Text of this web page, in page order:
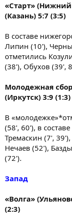
«Старт»
(Казань) 5:7 (3:5)
В составе
Липин (10'),
отметились
(38'), Обухов (39',
Молодежная
(Иркутск) 3:9 (1:3)
В
(58', 60'), в
Тремаскин (7',
Нечаев (52'),
(72').
Запад
«Волга»
(2:3)